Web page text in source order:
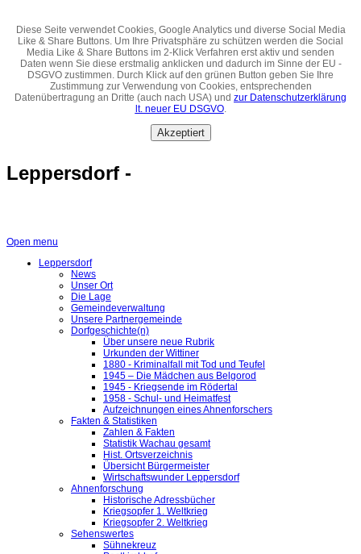
Diese Seite verwendet Cookies, Google Analytics und diverse Social Media
Like & Share Buttons. Um Ihre Privatsphäre zu schützen werden die Social
Media Like & Share Buttons im 2-Klick Verfahren erst aktiv und senden
Daten wenn Sie diese erstmalig anklicken und dadurch im Sinne der EU -
DSGVO zustimmen. Durch Klick auf den grünen Button geben Sie Ihre
Zustimmung zur Verwendung von Cookies, entsprechenden
Datenübertragung an Dritte (auch nach USA) und zur Datenschutzerklärung
lt. neuer EU DSGVO.
Akzeptiert
Leppersdorf -
Open menu
Leppersdorf
News
Unser Ort
Die Lage
Gemeindeverwaltung
Unsere Partnergemeinde
Dorfgeschichte(n)
Über unsere neue Rubrik
Urkunden der Wittiner
1880 - Kriminalfall mit Tod und Teufel
1945 – Die Mädchen aus Belgorod
1945 - Kriegsende im Rödertal
1958 - Schul- und Heimatfest
Aufzeichnungen eines Ahnenforschers
Fakten & Statistiken
Zahlen & Fakten
Statistik Wachau gesamt
Hist. Ortsverzeichnis
Übersicht Bürgermeister
Wirtschaftswunder Leppersdorf
Ahnenforschung
Historische Adressbücher
Kriegsopfer 1. Weltkrieg
Kriegsopfer 2. Weltkrieg
Sehenswertes
Sühnekreuz